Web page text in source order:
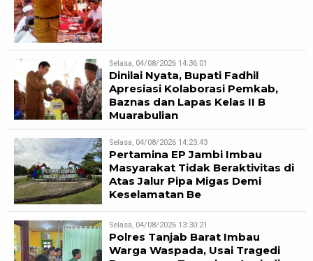
Selasa, 04/08/2026 14:36:01
Dinilai Nyata, Bupati Fadhil
Apresiasi Kolaborasi Pemkab,
Baznas dan Lapas Kelas II B
Muarabulian
Selasa, 04/08/2026 14:23:43
Pertamina EP Jambi Imbau
Masyarakat Tidak Beraktivitas di
Atas Jalur Pipa Migas Demi
Keselamatan Be
Selasa, 04/08/2026 13:30:21
Polres Tanjab Barat Imbau
Warga Waspada, Usai Tragedi